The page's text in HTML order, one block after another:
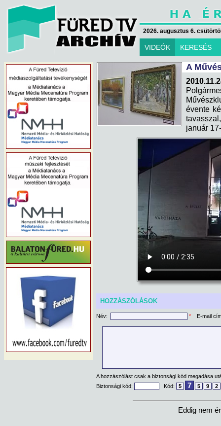
2026. augusztus 6.
VIDEÓK KERESÉS
A
évente
január
HOZZÁSZÓLÁSOK
Név: * E-mail
A hozzászólást csak a biztonsági kód megadása
Biztonsági kód:
Kód: 5 7 5 9 2
Eddig nem